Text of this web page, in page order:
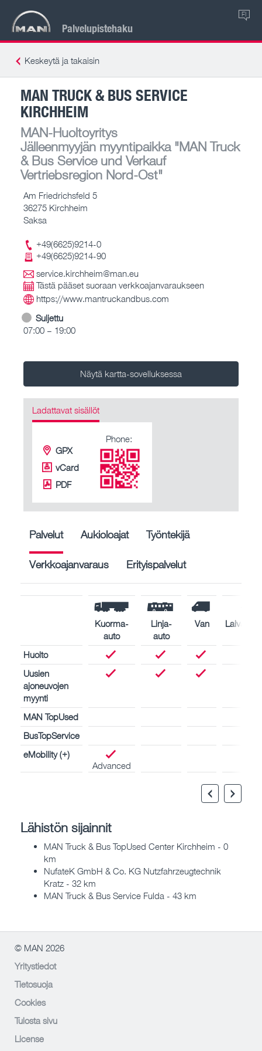
Palvelupistehaku
FI
Keskeytä ja takaisin
MAN TRUCK & BUS SERVICE
KIRCHHEIM
MAN-Huoltoyritys
Jälleenmyyjän myyntipaikka"MAN Truck
& Bus Service und Verkauf
Vertriebsregion Nord-Ost"
Am Friedrichsfeld 5
36275 Kirchheim
Saksa
+49(6625)9214-0
+49(6625)9214-90
service.kirchheim@man.eu
Tästä pääset suoraan verkkoajanvaraukseen
https://www.mantruckandbus.com
Suljettu
07:00 – 19:00
Näytä kartta-sovelluksessa
Ladattavat sisällöt
GPX
vCard
PDF
Phone:
Palvelut Aukioloajat Työntekijä
Verkkoajanvaraus Erityispalvelut
Kuorma-
auto
Linja-
auto
Van
Huolto
Uusien
ajoneuvojen
myynti
MAN TopUsed
BusTopService
eMobility (+)
Advanced
Lähistön sijainnit
MAN Truck & Bus TopUsed Center Kirchheim - 0
km
NufateK GmbH & Co. KG Nutzfahrzeugtechnik
Kratz - 32 km
MAN Truck & Bus Service Fulda - 43 km
© MAN 2026
Yritystiedot
Tietosuoja
Cookies
Tulosta sivu
License